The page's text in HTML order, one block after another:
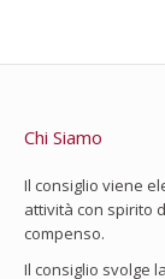
Chi Siamo
Il consiglio viene
attività con spirito
compenso.
Il consiglio svolge